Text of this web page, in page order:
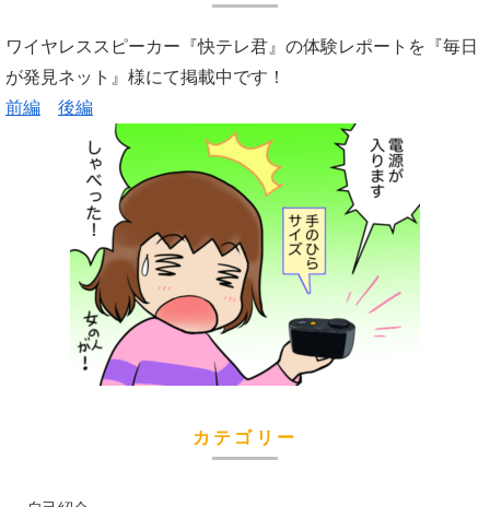
ワイヤレススピーカー『快テレ君』の体験レポートを『毎日
が発見ネット』様にて掲載中です！
前編
後編
カテゴリー